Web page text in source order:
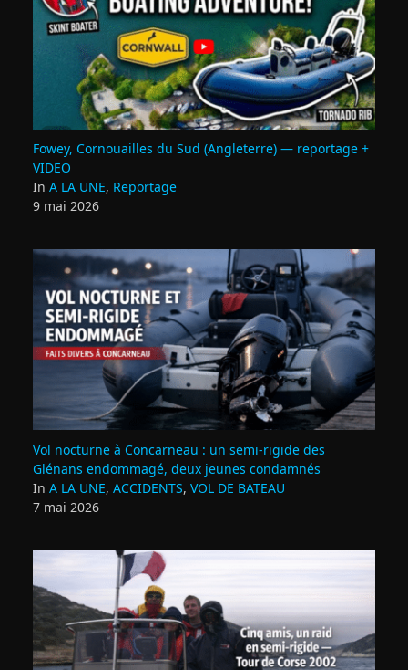
Fowey, Cornouailles du Sud (Angleterre) — reportage +
VIDEO
In A LA UNE, Reportage
9 mai 2026
Vol nocturne à Concarneau : un semi‑rigide des
Glénans endommagé, deux jeunes condamnés
In A LA UNE, ACCIDENTS, VOL DE BATEAU
7 mai 2026